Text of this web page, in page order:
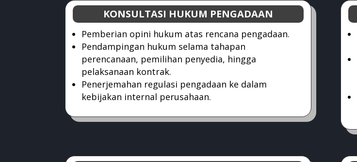
KONSULTASI HUKUM PENGADAAN
Pemberian opini hukum atas rencana pengadaan.
Pendampingan hukum selama tahapan
perencanaan, pemilihan penyedia, hingga
pelaksanaan kontrak.
Penerjemahan regulasi pengadaan ke dalam
kebijakan internal perusahaan.